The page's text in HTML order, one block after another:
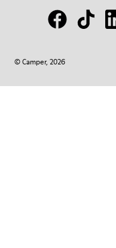
© Camper, 2026